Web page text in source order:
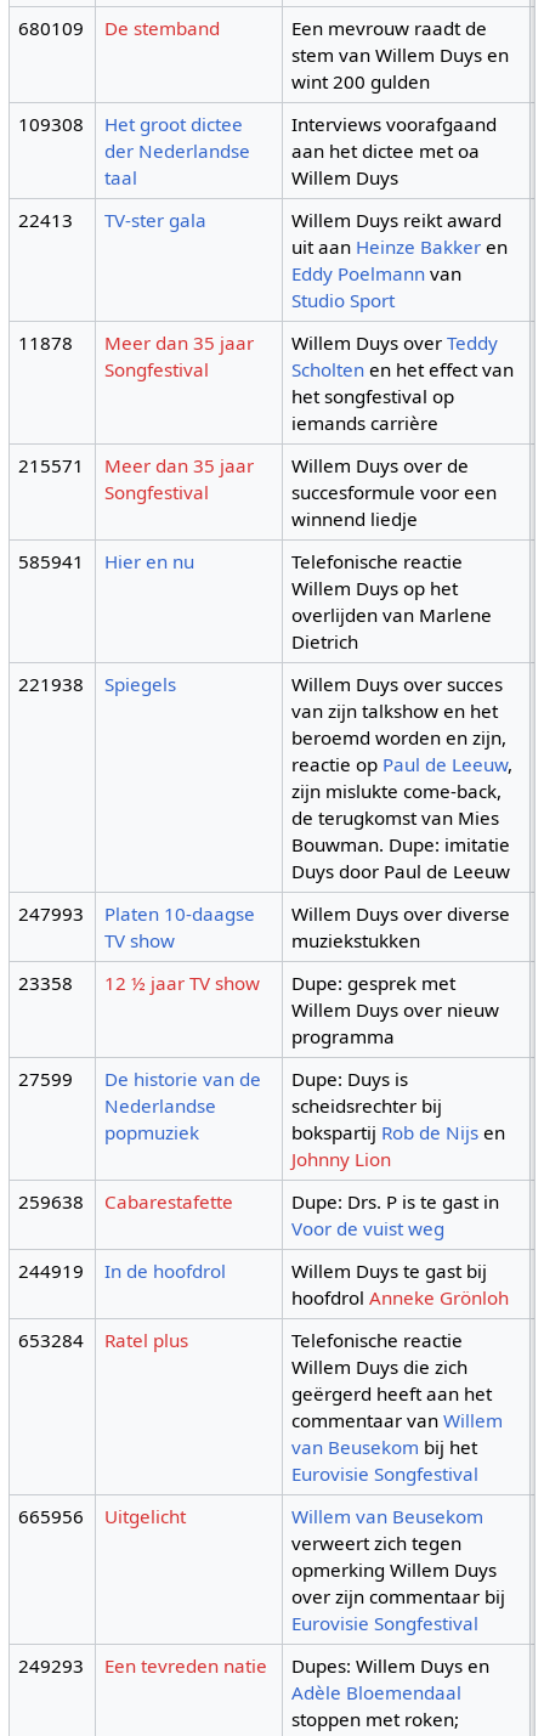
680109 De stemband
Een mevrouw raadt de
stem van Willem Duys en
wint 200 gulden
109308
Het groot dictee
der Nederlandse
taal
Interviews voorafgaand
aan het dictee met oa
Willem Duys
22413 TV-ster gala
Willem Duys reikt award
uit aan Heinze Bakker en
Eddy Poelmann van
Studio Sport
11878
Meer dan 35 jaar
Songfestival
Willem Duys overTeddy
Scholten en het effect van
het songfestival op
iemands carrière
215571
Meer dan 35 jaar
Songfestival
Willem Duys over de
succesformule voor een
winnend liedje
585941 Hier en nu
Telefonische reactie
Willem Duys op het
overlijden van Marlene
Dietrich
221938 Spiegels
Willem Duys over succes
van zijn talkshow en het
beroemd worden en zijn,
reactie op Paul de Leeuw,
zijn mislukte come-back,
de terugkomst van Mies
Bouwman. Dupe: imitatie
Duys door Paul de Leeuw
247993
Platen 10-daagse
TV show
Willem Duys over diverse
muziekstukken
23358 12 ½ jaar TV show
Dupe: gesprek met
Willem Duys over nieuw
programma
27599
De historie van de
Nederlandse
popmuziek
Dupe: Duys is
scheidsrechter bij
bokspartij Rob de Nijs en
Johnny Lion
259638
Cabarestafette
Dupe: Drs. P is te gast in
Voor de vuist weg
244919
In de hoofdrol
Willem Duys te gast bij
hoofdrolAnneke Grönloh
653284 Ratel plus
Telefonische reactie
Willem Duys die zich
geërgerd heeft aan het
commentaar vanWillem
van Beusekom bij het
Eurovisie Songfestival
665956 Uitgelicht
Willem van Beusekom
verweert zich tegen
opmerking Willem Duys
over zijn commentaar bij
Eurovisie Songfestival
249293 Een tevreden natie
Dupes: Willem Duys en
Adèle Bloemendaal
stoppen met roken;